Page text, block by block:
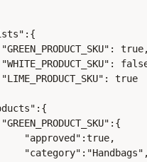
true,
true
"approved":true,
"category":"Handbags",